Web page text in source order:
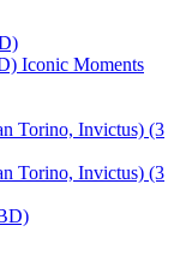
Iconic Moments
Torino, Invictus) (3
Torino, Invictus) (3